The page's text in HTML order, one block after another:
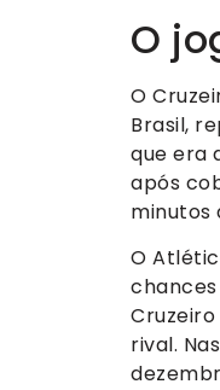
O
O
Brasil,
que era
após
minutos
O
rival.